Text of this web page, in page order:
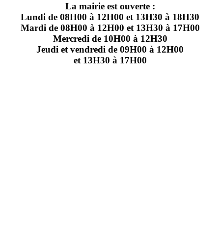
La mairie est ouverte :
Lundi de 08H00 à 12H00 et 13H30 à 18H30
Mardi de 08H00 à 12H00 et 13H30 à 17H00
Mercredi de 10H00 à 12H30
Jeudi et vendredi de 09H00 à 12H00
et 13H30 à 17H00